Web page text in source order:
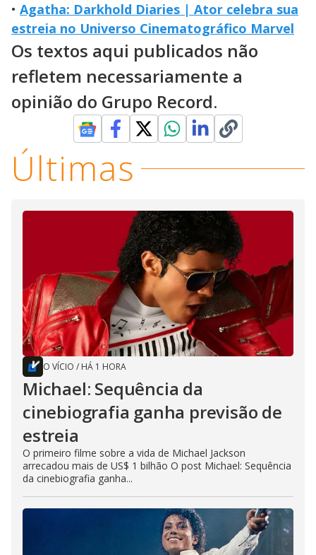
• Agatha: Darkhold Diaries | Ator celebra sua
estreia no Universo Cinematográfico Marvel
Os textos aqui publicados não
refletem necessariamente a
opinião do Grupo Record.
Últimas
O VÍCIO / HÁ 1 HORA
Michael: Sequência da
cinebiografia ganha previsão de
estreia
O primeiro filme sobre a vida de Michael Jackson
arrecadou mais de US$ 1 bilhão O post Michael: Sequência
da cinebiografia ganha...